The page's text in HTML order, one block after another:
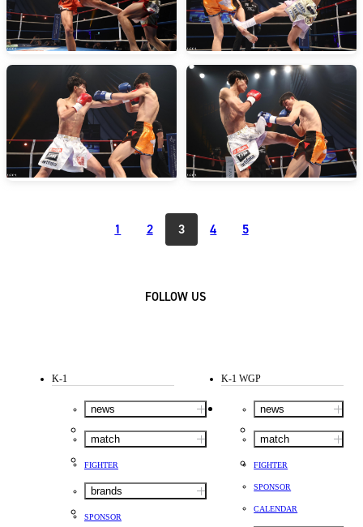
1 2 3 4 5
FOLLOW US
K-1
news
match
FIGHTER
brands
SPONSOR
K-1 WGP
news
match
FIGHTER
SPONSOR
CALENDAR